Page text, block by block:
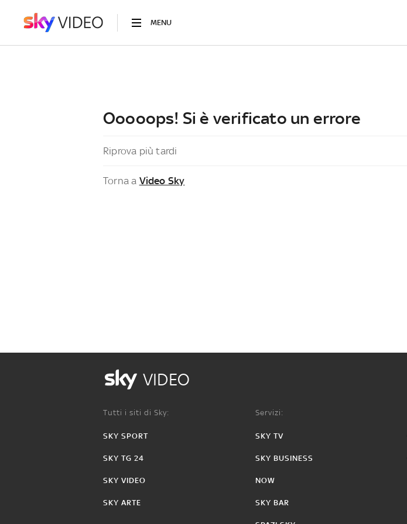
MENU
Ooooops! Si è verificato un errore
Riprova più tardi
Torna a Video Sky
VIDEO
Tutti i siti di Sky:
SKY SPORT
SKY TG 24
SKY VIDEO
SKY ARTE
Servizi:
SKY TV
SKY BUSINESS
NOW
SKY BAR